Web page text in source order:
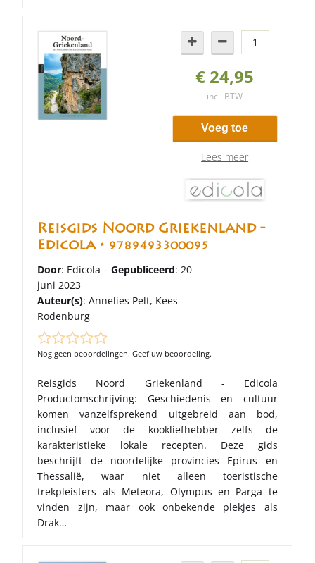
€ 24,95
incl. BTW
Voeg toe
Lees meer
Reisgids Noord Griekenland -
Edicola • 9789493300095
Door: Edicola –Gepubliceerd: 20
juni 2023
Auteur(s):Annelies Pelt, Kees
Rodenburg
Nog geen beoordelingen. Geef uw beoordeling.
Reisgids Noord Griekenland - Edicola
Productomschrijving: Geschiedenis en cultuur
komen vanzelfsprekend uitgebreid aan bod,
inclusief voor de kookliefhebber zelfs de
karakteristieke lokale recepten. Deze gids
beschrijft de noordelijke provincies Epirus en
Thessalië, waar niet alleen toeristische
trekpleisters als Meteora, Olympus en Parga te
vinden zijn, maar ook onbekende plekjes als
Drak…